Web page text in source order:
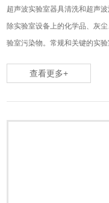
超声波实验室器具清洗和超声
除实验室设备上的化学品、灰
验室污染物。常规和关键的实
可选，支持非标定制单频……
查看更多+